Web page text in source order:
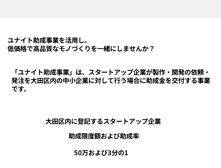
ユナイト助成事業を活用し、
低価格で高品質なモノづくりを一緒にしませんか？
「ユナイト助成事業」は、スタートアップ企業が製作・開発の依頼・
発注を大田区内の中小企業に対して行う場合に助成金を交付する事業
です。
大田区内に登記するスタートアップ企業
助成限度額および助成率
50万および3分の1